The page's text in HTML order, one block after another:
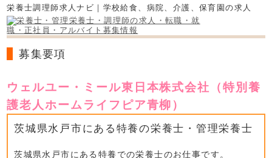
栄養士調理師求人ナビ｜学校給食、病院、介護、保育園の求人
募集要項
ウェルユー・ミール東日本株式会社（特別養
護老人ホームライフピア青柳）
茨城県水戸市にある特養の栄養士・管理栄養士
茨城県水戸市にある特養での栄養士のお仕事です。